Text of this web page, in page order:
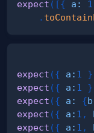
expect ( [{ a : 1
.
expect ({ a : 1 }
expect ({ a : 1 }
expect ({ a : {b
expect ({ a : 1 ,
expect ({ a : 1 ,